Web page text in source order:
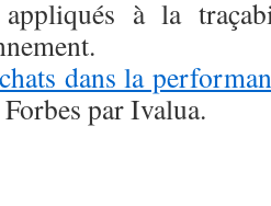
appliqués à la
dans la
par Ivalua.